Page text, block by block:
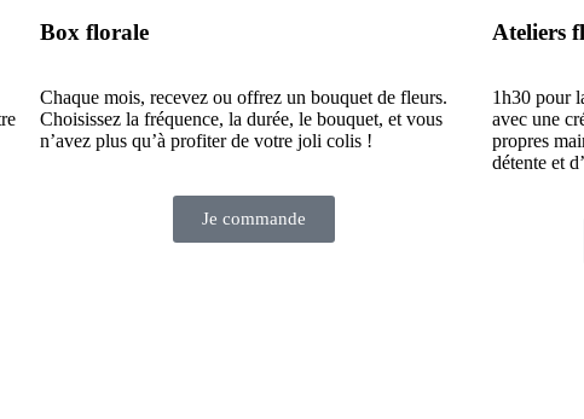
Box florale
Chaque mois, recevez ou offrez un bouquet de fleurs.
Choisissez la fréquence, la durée, le bouquet, et vous
n’avez plus qu’à profiter de votre joli colis !
Je commande
Ateliers
1h30 pour
avec une
propres
détente et